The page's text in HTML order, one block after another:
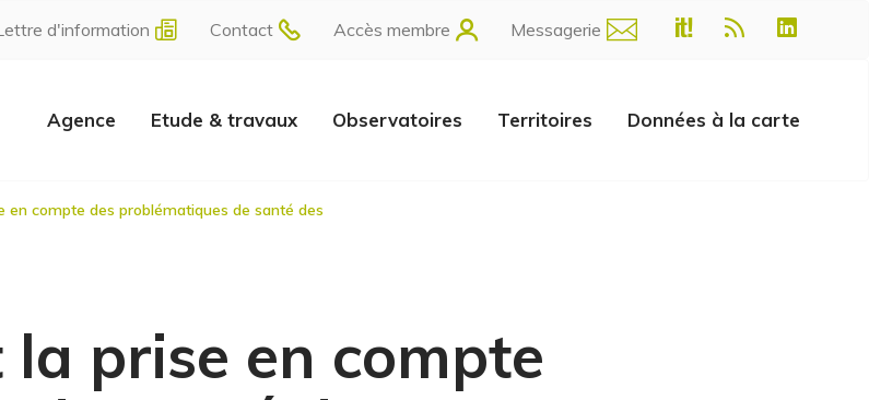
d'information Contact Accès membre Messagerie
Agence Etude & travaux Observatoires Territoires Données à la carte
en compte des problématiques de santé des
prise en compte